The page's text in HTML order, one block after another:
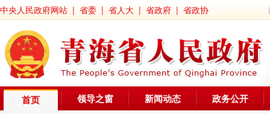
中央人民政府网站 | 省委 | 省人大 | 省政府 | 省政协
首页 领导之窗 新闻动态 政务公开